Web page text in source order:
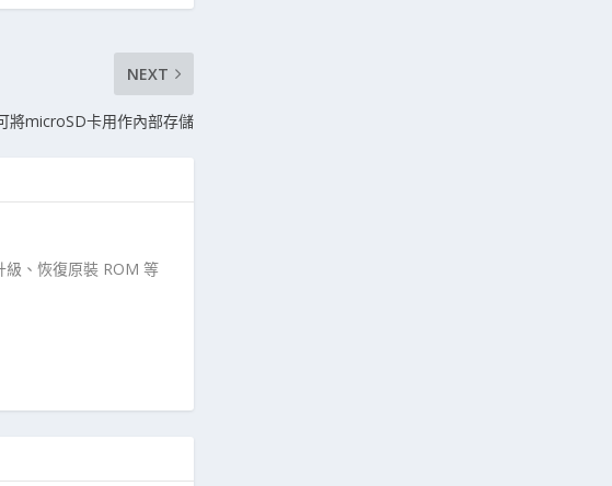
NEXT
將microSD卡用作內部存儲
級、恢復原裝 ROM 等